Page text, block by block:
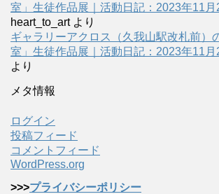
室」生徒作品展｜活動日記：2023年11月
heart_to_artより
ギャラリーアクロス（久我山駅改札前）
室」生徒作品展｜活動日記：2023年11月
より
メタ情報
ログイン
投稿フィード
コメントフィード
WordPress.org
>>>プライバシーポリシー